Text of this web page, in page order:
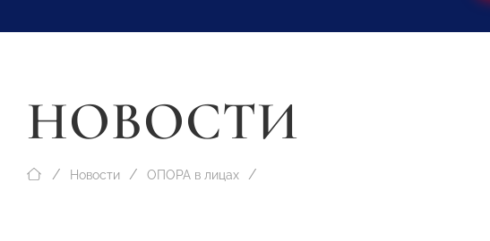
НОВОСТИ
Новости ОПОРА в лицах